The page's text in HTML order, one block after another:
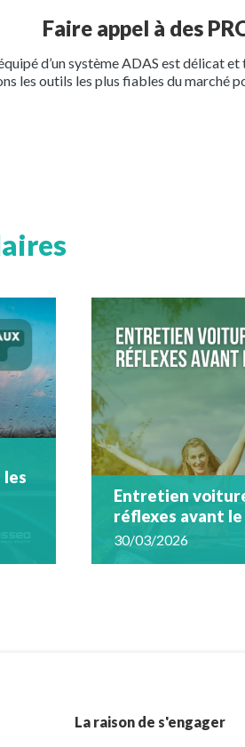
Faire appel à des
d’un système ADAS est délicat
les outils les plus fiables du marché
les
Entretien
réflexes avant
30/03/2026
La raison de s'engager